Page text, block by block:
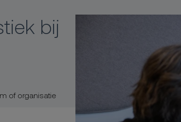
bij
of organisatie